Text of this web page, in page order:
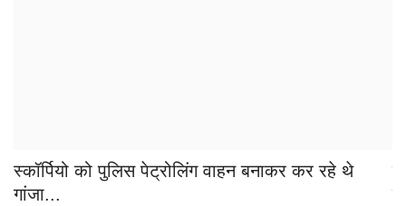
स्कॉर्पियो को पुलिस पेट्रोलिंग वाहन बनाकर कर रहे थे
गांजा...